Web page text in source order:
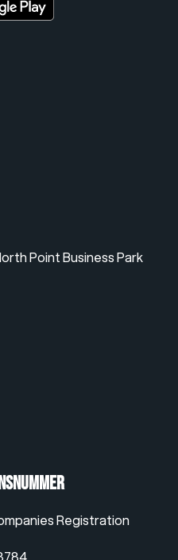
Point Business Park
Registration